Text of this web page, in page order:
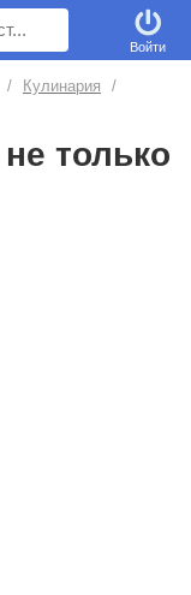
Войти
/ Кулинария
/
только